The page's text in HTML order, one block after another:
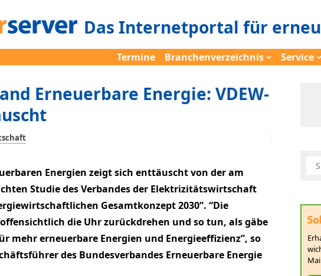
Das Internetportal für
Termine Branchenverzeichnis Service
Erneuerbare Energie: VDEW-
Energien zeigt sich enttäuscht von der am
Studie des Verbandes der Elektrizitätswirtschaft
Gesamtkonzept 2030”. “Die
die Uhr zurückdrehen und so tun, als gäbe
mehr erneuerbare Energien und Energieeffizienz”, so
des Bundesverbandes Erneuerbare Energie